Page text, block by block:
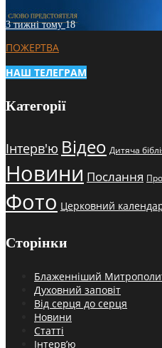
3 тижні тому18
ПОЖЕРТВА
НАШ ТЕЛЕГРАМ
Категорії
Інтерв'ю Відео Дитяча
Новини Послання
Фото Церковний
Сторінки
Блаженніший
Духовний заповіт
Від серця до серця
Новини
Статті
Інтерв’ю